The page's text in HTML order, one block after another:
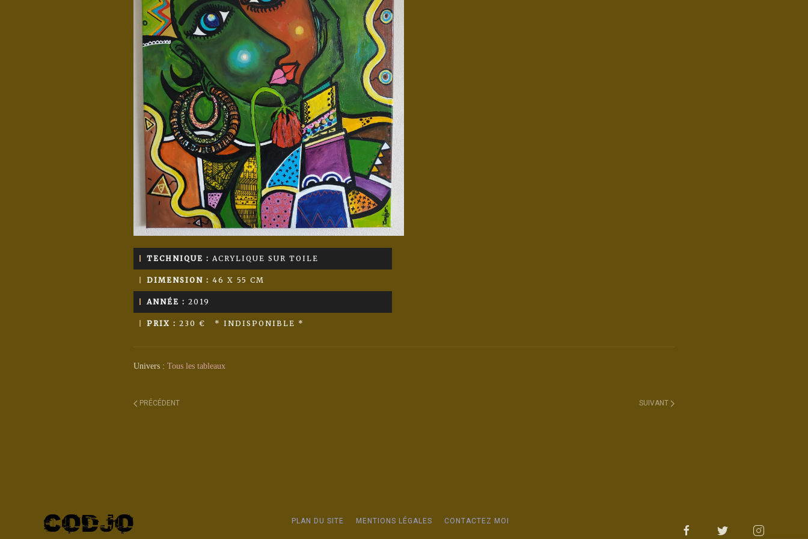
TECHNIQUE : ACRYLIQUE SUR TOILE
DIMENSION : 46 X 55 CM
ANNÉE : 2019
PRIX : 230 € * INDISPONIBLE *
Univers : Tous les tableaux
PRÉCÉDENT SUIVANT
PLAN DU SITE MENTIONS LÉGALES CONTACTEZ MOI